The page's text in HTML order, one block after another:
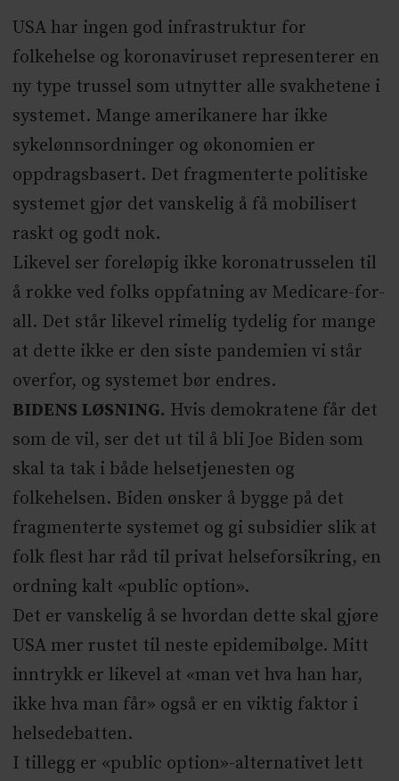
USA har ingen god infrastruktur for
folkehelse og koronaviruset representerer en
ny type trussel som utnytter alle svakhetene i
systemet. Mange amerikanere har ikke
sykelønnsordninger og økonomien er
oppdragsbasert. Det fragmenterte politiske
systemet gjør det vanskelig å få mobilisert
raskt og godt nok.
Likevel ser foreløpig ikke koronatrusselen til
å rokke ved folks oppfatning av Medicare-for-
all. Det står likevel rimelig tydelig for mange
at dette ikke er den siste pandemien vi står
overfor, og systemet bør endres.
BIDENS LØSNING. Hvis demokratene får det
som de vil, ser det ut til å bli Joe Biden som
skal ta tak i både helsetjenesten og
folkehelsen. Biden ønsker å bygge på det
fragmenterte systemet og gi subsidier slik at
folk flest har råd til privat helseforsikring, en
ordning kalt «public option».
Det er vanskelig å se hvordan dette skal gjøre
USA mer rustet til neste epidemibølge. Mitt
inntrykk er likevel at «man vet hva han har,
ikke hva man får» også er en viktig faktor i
helsedebatten.
I tillegg er «public option»-alternativet lett